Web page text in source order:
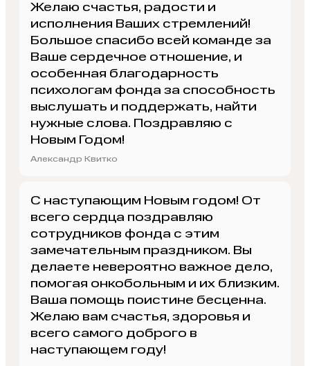
Желаю счастья, радости и
исполнения Ваших стремлений!
Большое спасибо всей команде за
Ваше сердечное отношение, и
особенная благодарность
психологам фонда за способность
выслушать и поддержать, найти
нужные слова. Поздравляю с
Новым Годом!
Александр Квитко
С наступающим Новым годом! От
всего сердца поздравляю
сотрудников фонда с этим
замечательным праздником. Вы
делаете невероятно важное дело,
помогая онкобольным и их близким.
Ваша помощь поистине бесценна.
Желаю вам счастья, здоровья и
всего самого доброго в
наступающем году!